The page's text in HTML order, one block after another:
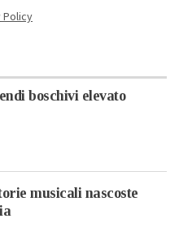
Policy
boschivi elevato
musicali nascoste